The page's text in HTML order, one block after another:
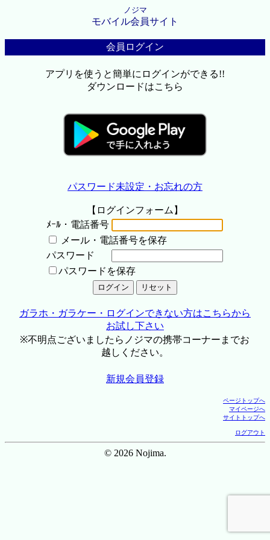
ノジマ
モバイル会員サイト
会員ログイン
アプリを使うと簡単にログインができる!!
ダウンロードはこちら
パスワード未設定・お忘れの方
【ログインフォーム】
ﾒｰﾙ・電話番号
メール・電話番号を保存
パスワード
パスワードを保存
ガラホ・ガラケー・ログインできない方はこちらから
お試し下さい
※不明点ございましたらノジマの携帯コーナーまでお
越しください。
新規会員登録
ページトップへ
マイページへ
サイトトップへ
ログアウト
© 2026 Nojima.